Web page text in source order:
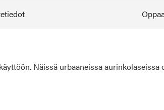
Näissä urbaaneissa